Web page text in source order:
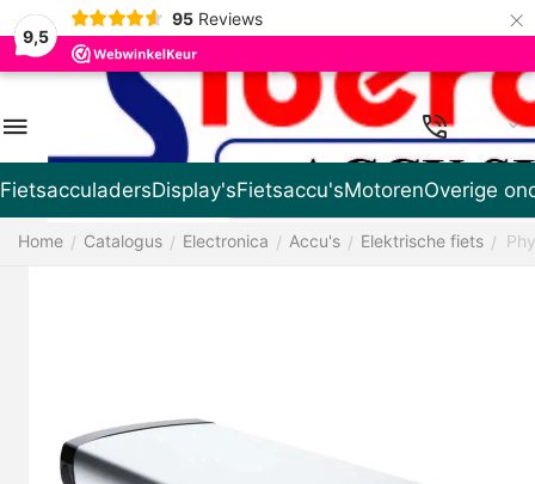
9,5
95 Reviews ×
NL
FietsacculadersDisplay'sFietsaccu'sMotorenOverige
Home / Catalogus / Electronica / Accu's / Elektrische fiets /